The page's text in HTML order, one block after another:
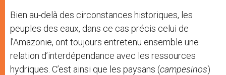
Bien au-delà des circonstances historiques, les
peuples des eaux, dans ce cas précis celui de
l’Amazonie, ont toujours entretenu ensemble une
relation d’interdépendance avec les ressources
hydriques. C’est ainsi que les paysans (campesinos)